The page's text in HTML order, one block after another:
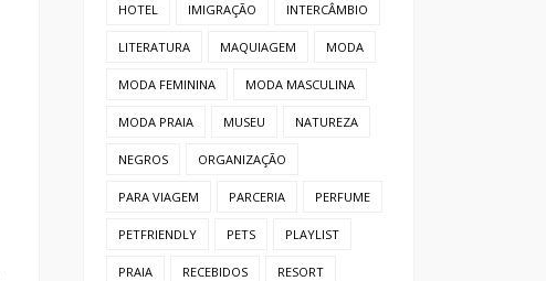
HOTEL IMIGRAÇÃO INTERCÂMBIO
LITERATURA MAQUIAGEM MODA
MODA FEMININA MODA MASCULINA
MODA PRAIA MUSEU NATUREZA
NEGROS ORGANIZAÇÃO
PARA VIAGEM PARCERIA PERFUME
PETFRIENDLY PETS PLAYLIST
PRAIA RECEBIDOS RESORT